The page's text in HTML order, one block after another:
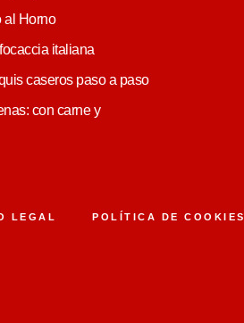
al Horno
italiana
caseros paso a paso
con carne y
LEGAL POLÍTICA DE COOKIES